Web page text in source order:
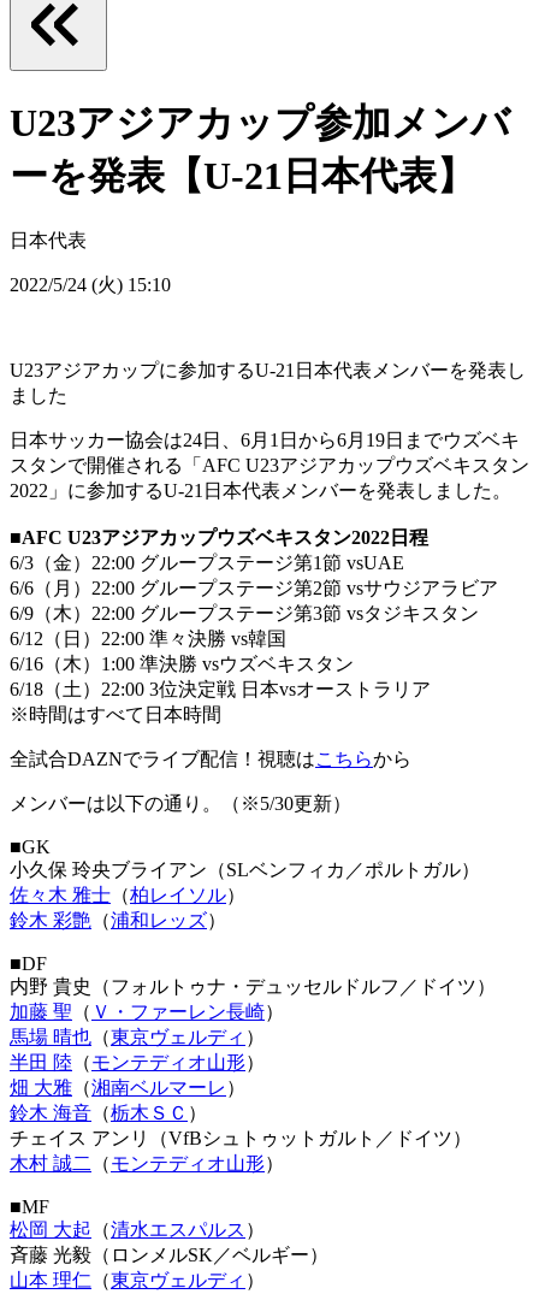
U23アジアカップ参加メンバ
ーを発表【U-21日本代表】
日本代表
2022/5/24 (火) 15:10
U23アジアカップに参加するU-21日本代表メンバーを発表し
ました
日本サッカー協会は24日、6月1日から6月19日までウズベキ
スタンで開催される「AFC U23アジアカップウズベキスタン
2022」に参加するU-21日本代表メンバーを発表しました。
■AFC U23アジアカップウズベキスタン2022日程
6/3（金）22:00 グループステージ第1節 vsUAE
6/6（月）22:00 グループステージ第2節 vsサウジアラビア
6/9（木）22:00 グループステージ第3節 vsタジキスタン
6/12（日）22:00 準々決勝 vs韓国
6/16（木）1:00 準決勝 vsウズベキスタン
6/18（土）22:00 3位決定戦 日本vsオーストラリア
※時間はすべて日本時間
全試合DAZNでライブ配信！視聴はこちらから
メンバーは以下の通り。（※5/30更新）
■GK
小久保 玲央ブライアン（SLベンフィカ／ポルトガル）
佐々木 雅士 （柏レイソル）
鈴木 彩艶 （浦和レッズ）
■DF
内野 貴史（フォルトゥナ・デュッセルドルフ／ドイツ）
加藤 聖 （ Ｖ・ファーレン長崎）
馬場 晴也 （東京ヴェルディ ）
半田 陸 （モンテディオ山形）
畑 大雅 （湘南ベルマーレ ）
鈴木 海音 （栃木ＳＣ ）
チェイス アンリ（VfBシュトゥットガルト／ドイツ）
木村 誠二
（モンテディオ山形）
■MF
松岡 大起 （清水エスパルス ）
斉藤 光毅（ロンメルSK／ベルギー）
山本 理仁 （東京ヴェルディ ）